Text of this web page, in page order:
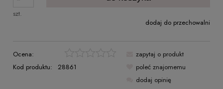
szt.
dodaj do przechowalni
Ocena:
Kod produktu:
28861
zapytaj o produkt
poleć znajomemu
dodaj opinię